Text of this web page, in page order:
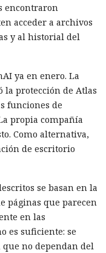
encontraron
acceder a archivos
y al historial del
ya en enero. La
protección de Atlas
funciones de
propia compañía
Como alternativa,
de escritorio
se basan en la
páginas que parecen
en las
es suficiente: se
no dependan del